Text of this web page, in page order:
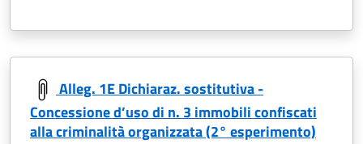
Alleg. 1E Dichiaraz. sostitutiva -
Concessione d’uso di n. 3 immobili confiscati
alla criminalità organizzata (2° esperimento)